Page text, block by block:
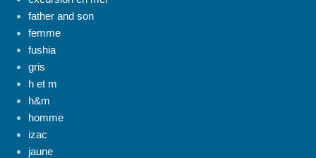
father and son
femme
fushia
gris
h et m
h&m
homme
izac
jaune